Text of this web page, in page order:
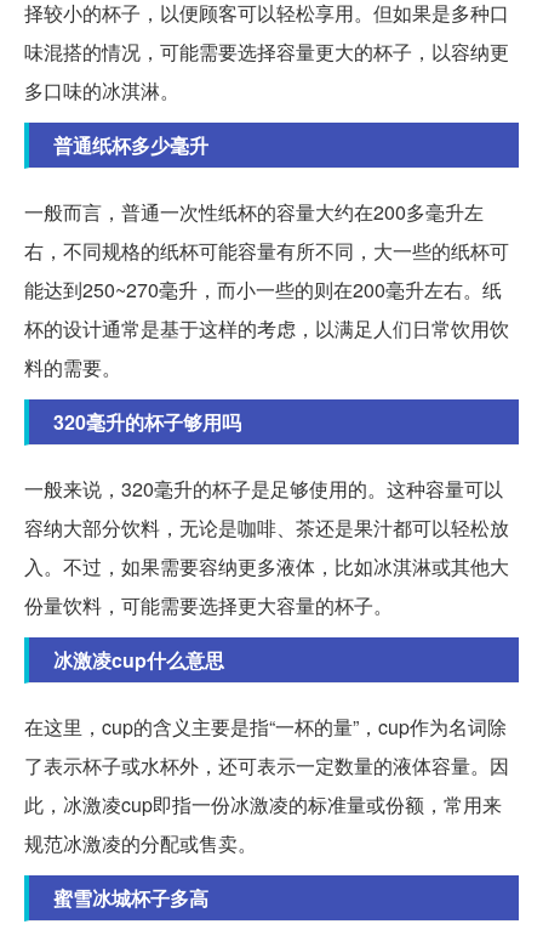
择较小的杯子，以便顾客可以轻松享用。但如果是多种口
味混搭的情况，可能需要选择容量更大的杯子，以容纳更
多口味的冰淇淋。
普通纸杯多少毫升
一般而言，普通一次性纸杯的容量大约在200多毫升左
右，不同规格的纸杯可能容量有所不同，大一些的纸杯可
能达到250~270毫升，而小一些的则在200毫升左右。纸
杯的设计通常是基于这样的考虑，以满足人们日常饮用饮
料的需要。
320毫升的杯子够用吗
一般来说，320毫升的杯子是足够使用的。这种容量可以
容纳大部分饮料，无论是咖啡、茶还是果汁都可以轻松放
入。不过，如果需要容纳更多液体，比如冰淇淋或其他大
份量饮料，可能需要选择更大容量的杯子。
冰激凌cup什么意思
在这里，cup的含义主要是指“一杯的量”，cup作为名词除
了表示杯子或水杯外，还可表示一定数量的液体容量。因
此，冰激凌cup即指一份冰激凌的标准量或份额，常用来
规范冰激凌的分配或售卖。
蜜雪冰城杯子多高